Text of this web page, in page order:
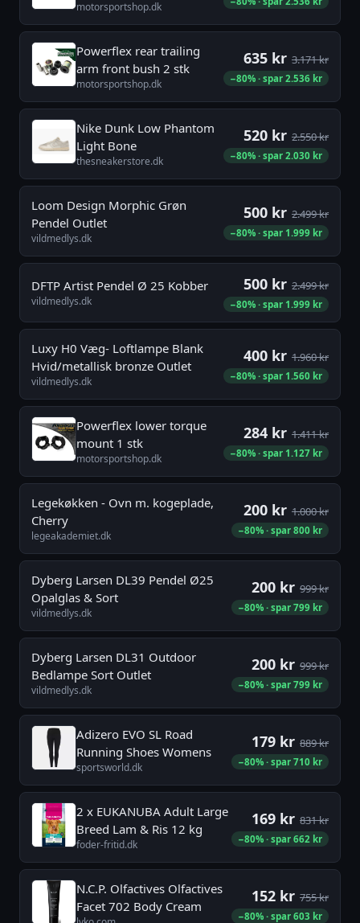
motorsportshop.dk
Powerflex rear trailing
arm front bush 2 stk
motorsportshop.dk
635 kr 3.171 kr
−80% · spar 2.536 kr
Nike Dunk Low Phantom
Light Bone
thesneakerstore.dk
520 kr 2.550 kr
−80% · spar 2.030 kr
Loom Design Morphic Grøn
Pendel Outlet
vildmedlys.dk
500 kr 2.499 kr
−80% · spar 1.999 kr
DFTP Artist Pendel Ø 25 Kobber
vildmedlys.dk
500 kr 2.499 kr
−80% · spar 1.999 kr
Luxy H0 Væg- Loftlampe Blank
Hvid/metallisk bronze Outlet
vildmedlys.dk
400 kr 1.960 kr
−80% · spar 1.560 kr
Powerflex lower torque
mount 1 stk
motorsportshop.dk
284 kr 1.411 kr
−80% · spar 1.127 kr
Legekøkken - Ovn m. kogeplade,
Cherry
legeakademiet.dk
200 kr 1.000 kr
−80% · spar 800 kr
Dyberg Larsen DL39 Pendel Ø25
Opalglas & Sort
vildmedlys.dk
200 kr 999 kr
−80% · spar 799 kr
Dyberg Larsen DL31 Outdoor
Bedlampe Sort Outlet
vildmedlys.dk
200 kr 999 kr
−80% · spar 799 kr
Adizero EVO SL Road
Running Shoes Womens
sportsworld.dk
179 kr 889 kr
−80% · spar 710 kr
2 x EUKANUBA Adult Large
Breed Lam & Ris 12 kg
foder-fritid.dk
169 kr 831 kr
−80% · spar 662 kr
N.C.P. Olfactives Olfactives
Facet 702 Body Cream
152 kr 755 kr
−80% · spar 603 kr